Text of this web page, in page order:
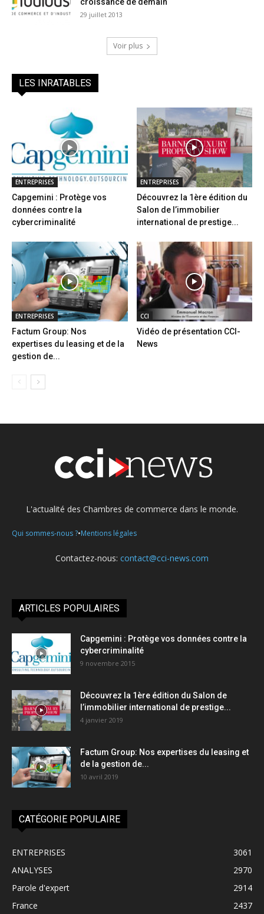
29 juillet 2013
Voir plus
LES INRATABLES
ENTREPRISES
Capgemini : Protège vos
données contre la
cybercriminalité
ENTREPRISES
Découvrez la 1ère édition du
Salon de l’immobilier
international de prestige...
ENTREPRISES
Factum Group: Nos
expertises du leasing et de la
gestion de...
CCI
Vidéo de présentation CCI-
News
L'actualité des Chambres de commerce dans le monde.
Qui sommes-nous ?•Mentions légales
Contactez-nous: contact@cci-news.com
ARTICLES POPULAIRES
Capgemini : Protège vos données contre la
cybercriminalité
9 novembre 2015
Découvrez la 1ère édition du Salon de
l’immobilier international de prestige...
4 janvier 2019
Factum Group: Nos expertises du leasing et
de la gestion de...
10 avril 2019
CATÉGORIE POPULAIRE
ENTREPRISES
3061
ANALYSES
2970
Parole d'expert
2914
France
2437